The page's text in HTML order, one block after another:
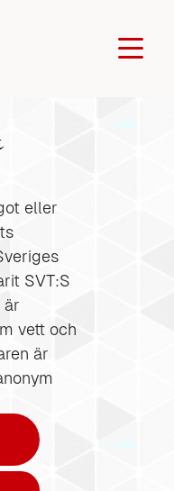
eller
SVT:S
är
vett och
är